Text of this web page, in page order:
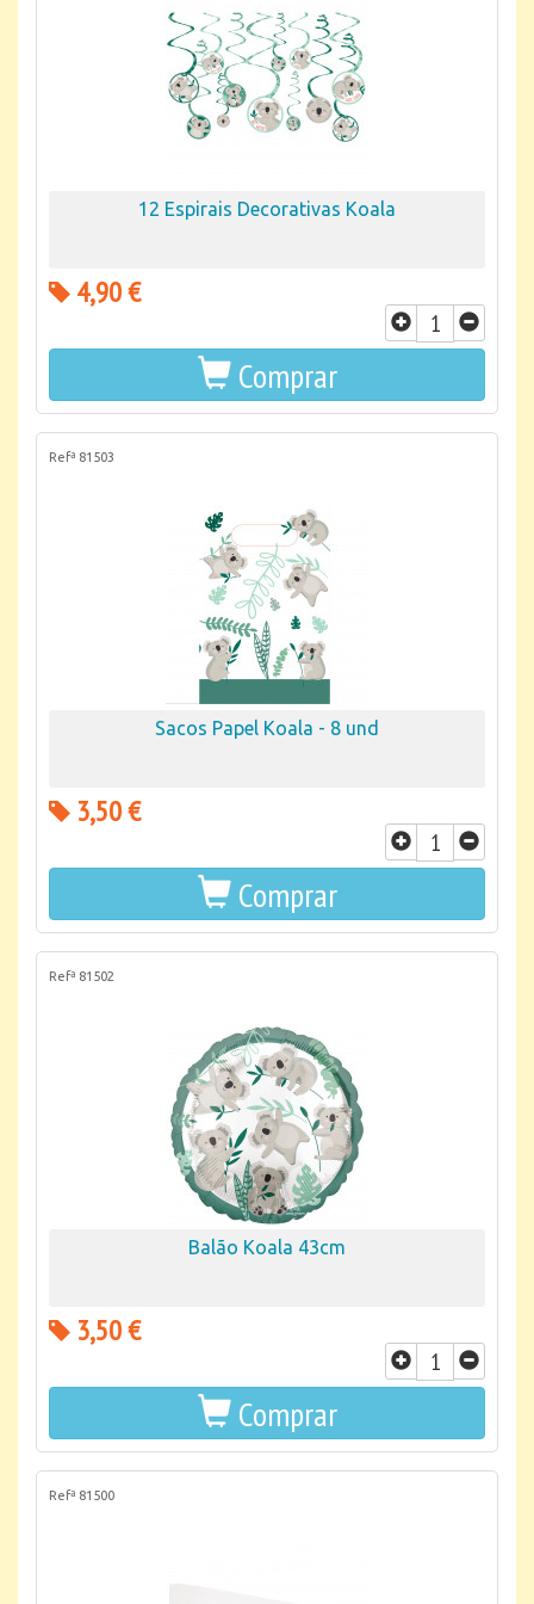
12 Espirais Decorativas Koala
4,90 €
Comprar
Refª 81503
Sacos Papel Koala - 8 und
3,50 €
Comprar
Refª 81502
Balão Koala 43cm
3,50 €
Comprar
Refª 81500